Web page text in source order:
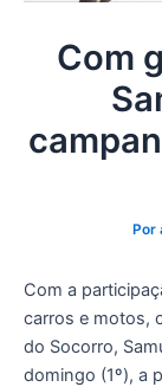
Com
Por
Com a
carros e motos,
do Socorro,
domingo (1º), a